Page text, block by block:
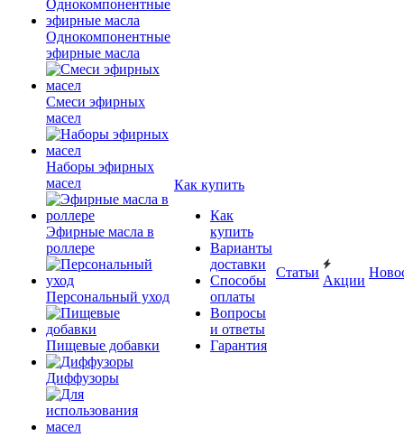
Однокомпонентные
эфирные масла
Смеси эфирных
масел
Наборы эфирных
масел
Эфирные масла в
роллере
Персональный уход
Пищевые добавки
Диффузоры
Как купить
Как
купить
Варианты
доставки
Способы
оплаты
Вопросы
и ответы
Гарантия
Статьи
Акции